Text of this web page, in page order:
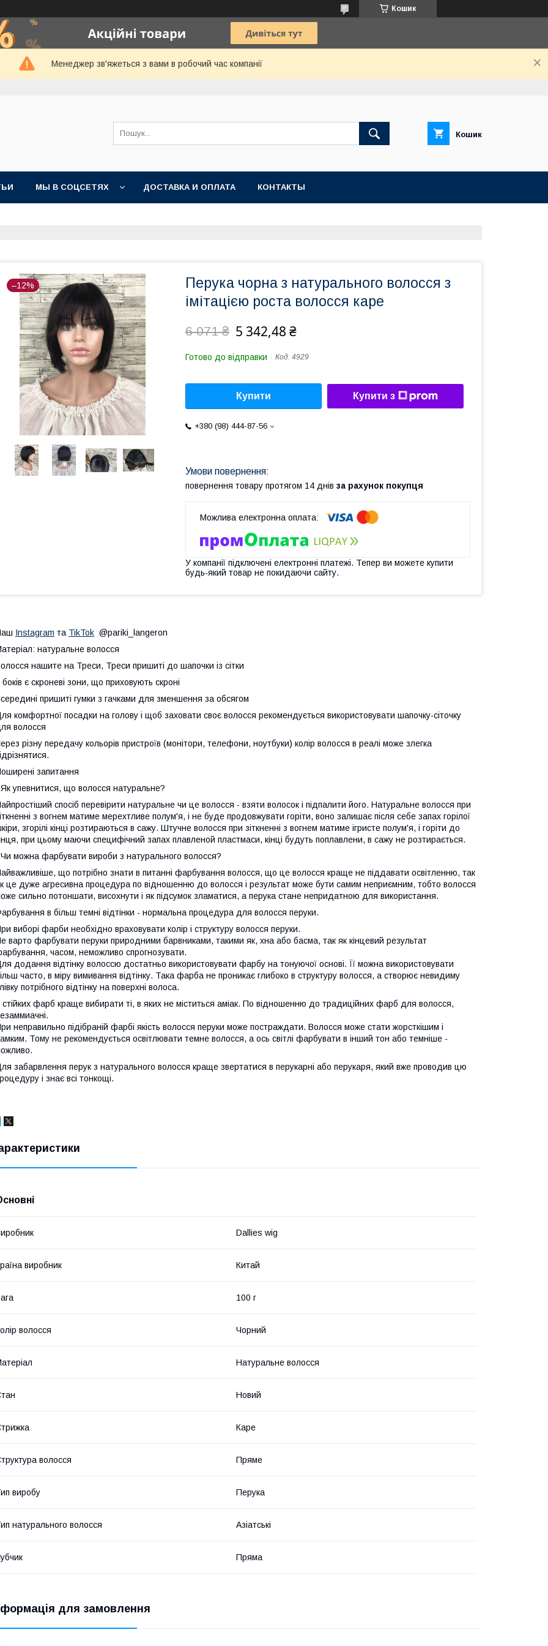
Кошик
Менеджер зв'яжеться з вами в робочий час компанії
Кошик
МЫ В СОЦСЕТЯХ ДОСТАВКА И ОПЛАТА КОНТАКТЫ
–12%
Перука чорна з натурального волосся з
імітацією роста волосся каре
6 071 ₴ 5 342,48 ₴
Готово до відправки Код: 4929
Купити Купити з
+380 (98) 444-87-56
повернення товару протягом 14 днів за рахунок покупця
У компанії підключені електронні платежі. Тепер ви можете купити
будь-який товар не покидаючи сайту.
Instagram та TikTok @pariki_langeron
натуральне волосся
нашите на Треси, Треси пришиті до шапочки із сітки
боків є скроневі зони, що приховують скроні
пришиті гумки з гачками для зменшення за обсягом
комфортної посадки на голову і щоб заховати своє волосся рекомендується використовувати шапочку-сіточку
волосся
різну передачу кольорів пристроїв (монітори, телефони, ноутбуки) колір волосся в реалі може злегка
запитання
упевнитися, що волосся натуральне?
спосіб перевірити натуральне чи це волосся - взяти волосок і підпалити його. Натуральне волосся при
з вогнем матиме мерехтливе полум'я, і не буде продовжувати горіти, воно залишає після себе запах горілої
згорілі кінці розтираються в сажу. Штучне волосся при зіткненні з вогнем матиме ігристе полум'я, і горіти до
при цьому маючи специфічний запах плавленой пластмаси, кінці будуть поплавлени, в сажу не розтирається.
можна фарбувати вироби з натурального волосся?
що потрібно знати в питанні фарбування волосся, що це волосся краще не піддавати освітленню, так
це дуже агресивна процедура по відношенню до волосся і результат може бути самим неприємним, тобто волосся
сильно потоншати, висохнути і як підсумок зламатися, а перука стане непридатною для використання.
в більш темні відтінки - нормальна процедура для волосся перуки.
виборі фарби необхідно враховувати колір і структуру волосся перуки.
варто фарбувати перуки природними барвниками, такими як, хна або басма, так як кінцевий результат
часом, неможливо спрогнозувати.
додання відтінку волоссю достатньо використовувати фарбу на тонуючої основі. Її можна використовувати
часто, в міру вимивання відтінку. Така фарба не проникає глибоко в структуру волосся, а створює невидиму
потрібного відтінку на поверхні волоса.
стійких фарб краще вибирати ті, в яких не міститься аміак. По відношенню до традиційних фарб для волосся,
неправильно підібраній фарбі якість волосся перуки може постраждати. Волосся може стати жорсткішим і
Тому не рекомендується освітлювати темне волосся, а ось світлі фарбувати в інший тон або темніше -
забарвлення перук з натурального волосся краще звертатися в перукарні або перукаря, який вже проводив цю
і знає всі тонкощі.
Dallies wig
виробник Китай
100 г
волосся Чорний
Натуральне волосся
Новий
Каре
волосся Пряме
виробу Перука
натурального волосся Азіатські
Пряма
для замовлення